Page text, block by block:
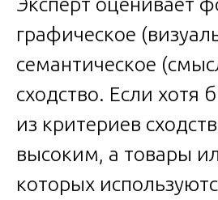
графическое
семантическое
сходство. Если хотя
из критериев
высоким, а товары
которых